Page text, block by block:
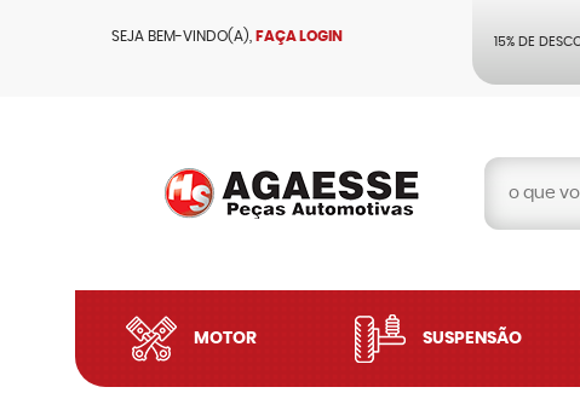
SEJA BEM-VINDO(A), FAÇA LOGIN 15% DE
MOTOR SUSPENSÃO